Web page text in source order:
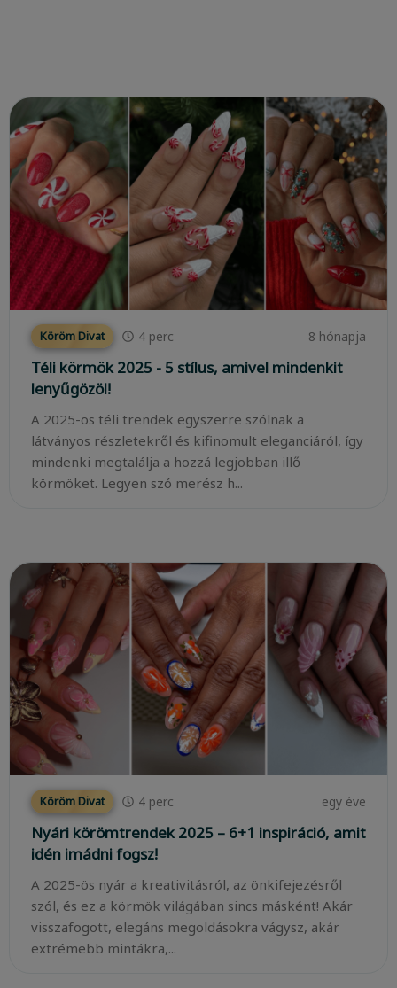
Köröm Divat 4 perc 8 hónapja
Téli körmök 2025 - 5 stílus, amivel mindenkit
lenyűgözöl!
A 2025-ös téli trendek egyszerre szólnak a
látványos részletekről és kifinomult eleganciáról, így
mindenki megtalálja a hozzá legjobban illő
körmöket. Legyen szó merész h...
Köröm Divat 4 perc egy éve
Nyári körömtrendek 2025 – 6+1 inspiráció, amit
idén imádni fogsz!
A 2025-ös nyár a kreativitásról, az önkifejezésről
szól, és ez a körmök világában sincs másként! Akár
visszafogott, elegáns megoldásokra vágysz, akár
extrémebb mintákra,...